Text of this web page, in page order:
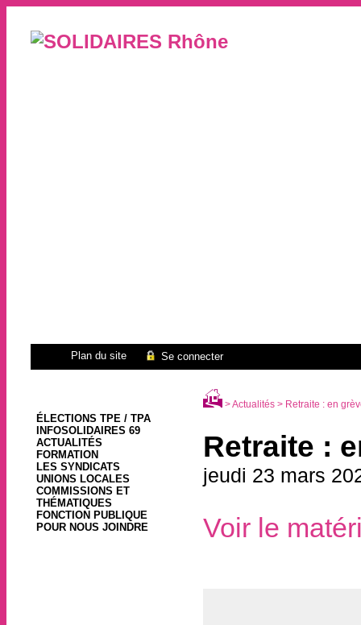
Plan du site Se connecter
ÉLECTIONS TPE / TPA
INFOSOLIDAIRES 69
ACTUALITÉS
FORMATION
LES SYNDICATS
UNIONS LOCALES
COMMISSIONS ET
THÉMATIQUES
FONCTION PUBLIQUE
POUR NOUS JOINDRE
>Actualités> Retraite : en
Retraite :
jeudi 23 mars
Voir le